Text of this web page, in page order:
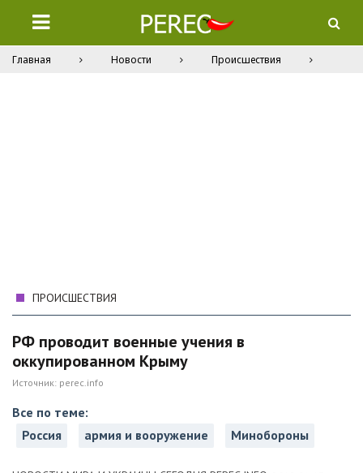
Главная Новости Происшествия
ПРОИСШЕСТВИЯ
РФ проводит военные учения в
оккупированном Крыму
Источник: perec.info
Все по теме:
Россия
армия и вооружение Минобороны